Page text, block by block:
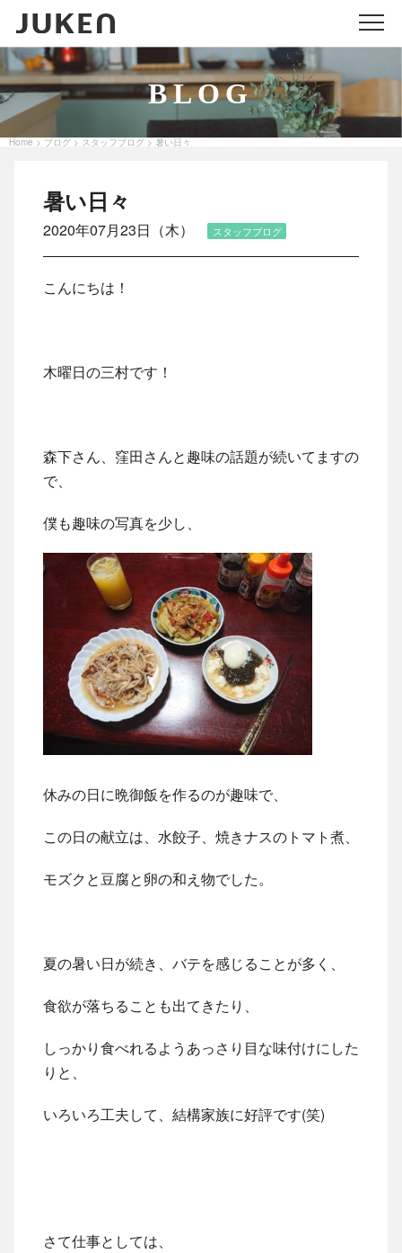
メ
BLOG
Home > ブログ > スタッフブログ > 暑い日々
暑い日々
2020年07月23日（木） スタッフブログ
こんにちは！
木曜日の三村です！
森下さん、窪田さんと趣味の話題が続いてますの
で、
僕も趣味の写真を少し、
休みの日に晩御飯を作るのが趣味で、
この日の献立は、水餃子、焼きナスのトマト煮、
モズクと豆腐と卵の和え物でした。
夏の暑い日が続き、バテを感じることが多く、
食欲が落ちることも出てきたり、
しっかり食べれるようあっさり目な味付けにした
りと、
いろいろ工夫して、結構家族に好評です(笑)
さて仕事としては、